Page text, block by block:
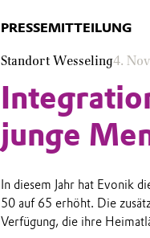
PRESSEMITTEILUNG
Standort Wesseling4.
junge
In diesem Jahr hat Evonik
50 auf 65 erhöht. Die
Verfügung, die ihre